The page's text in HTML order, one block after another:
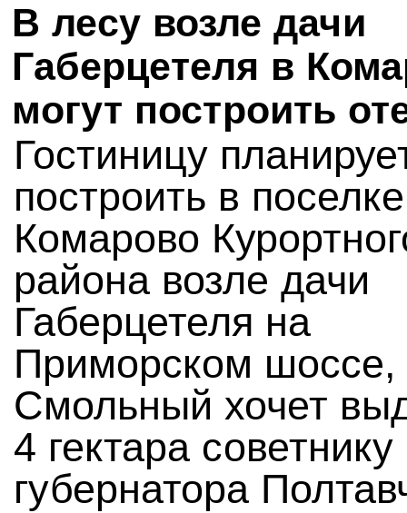
В лесу возле дачи
Габерцетеля в
могут построить
Гостиницу
построить в поселке
Комарово
района возле дачи
Габерцетеля на
Приморском шоссе,
Смольный хочет
4 гектара советнику
губернатора